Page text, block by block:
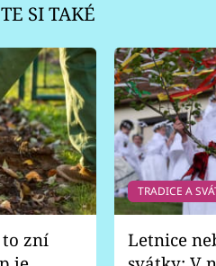
SI TAKÉ
to zní
TRADICE A
Letnice